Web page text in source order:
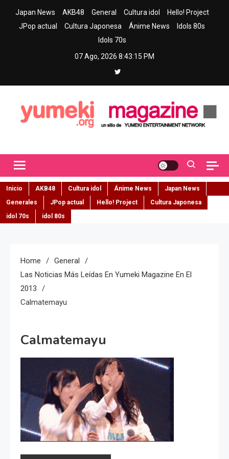
Japan News AKB48 General Cultura idol
Hello! Project
JPop actual
Cultura Japonesa Ánime News
Idols 80s
Idols 70s
07 Ago, 2026 8:43:16 PM
Inicio AKB48 Cultura idol Ánime News
Japan News
Generales
JPop actual Hello! Project
Cultura Japonesa
idol 70s
idol 80s
Home
General
Las Noticias Más Leídas En Yumeki Magazine En El
2013
Calmatemayu
Calmatemayu